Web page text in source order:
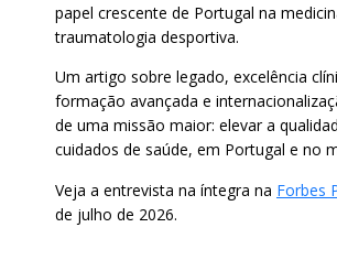
papel crescente de Portugal na
traumatologia desportiva.
Um artigo sobre legado, excelência
formação avançada e
de uma missão maior: elevar a
cuidados de saúde, em Portugal e no
Veja a entrevista na íntegra na Forbes
de julho de 2026.